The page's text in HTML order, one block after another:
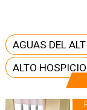
AGUAS DEL
ALTO HOSPICIO